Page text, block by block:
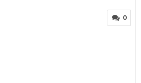
0